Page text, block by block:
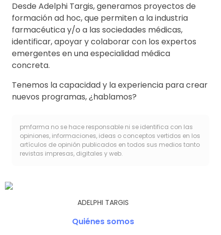
Desde Adelphi Targis, generamos proyectos de
formación ad hoc, que permiten a la industria
farmacéutica y/o a las sociedades médicas,
identificar, apoyar y colaborar con los expertos
emergentes en una especialidad médica
concreta.
Tenemos la capacidad y la experiencia para crear
nuevos programas, ¿hablamos?
pmfarma no se hace responsable ni se identifica con las
opiniones, informaciones, ideas o conceptos vertidos en los
artículos de opinión publicados en todos sus medios tanto
revistas impresas, digitales y web.
ADELPHI TARGIS
Quiénes somos